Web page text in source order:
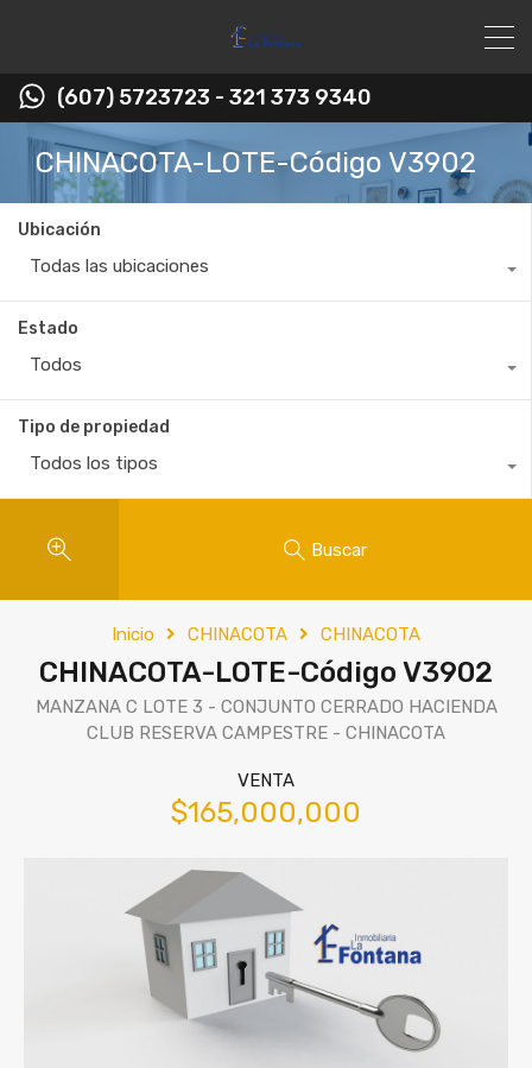
(607) 5723723 - 321 373 9340
CHINACOTA-LOTE-Código V3902
Ubicación
Todas las ubicaciones
Estado
Todos
Tipo de propiedad
Todos los tipos
Buscar
Inicio CHINACOTA CHINACOTA
CHINACOTA-LOTE-Código V3902
MANZANA C LOTE 3 - CONJUNTO CERRADO HACIENDA
CLUB RESERVA CAMPESTRE - CHINACOTA
VENTA
$165,000,000